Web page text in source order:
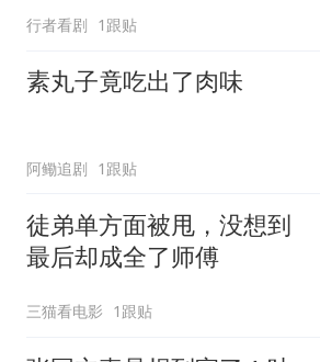
行者看剧 1跟贴
素丸子竟吃出了肉味
阿鳓追剧 1跟贴
徒弟单方面被甩，没想到
最后却成全了师傅
三猫看电影 1跟贴